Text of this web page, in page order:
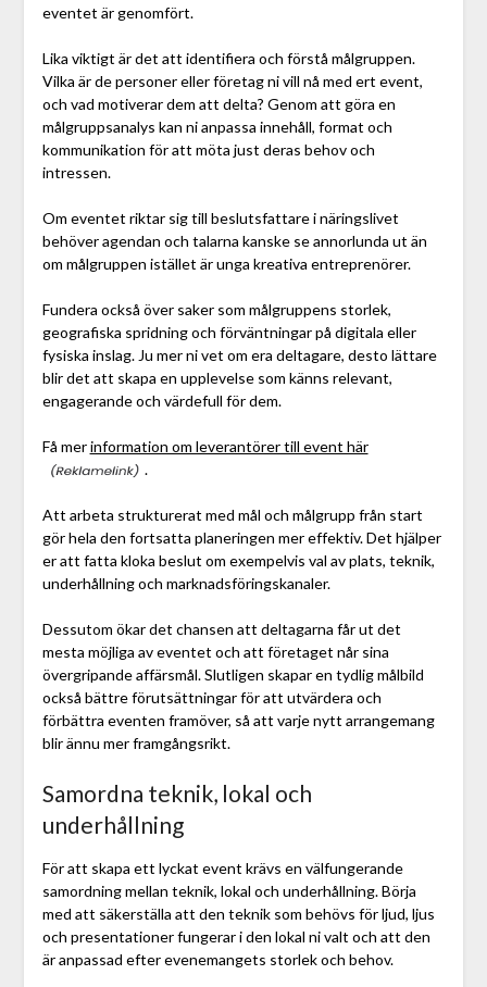
eventet är genomfört.
Lika viktigt är det att identifiera och förstå målgruppen.
Vilka är de personer eller företag ni vill nå med ert event,
och vad motiverar dem att delta? Genom att göra en
målgruppsanalys kan ni anpassa innehåll, format och
kommunikation för att möta just deras behov och
intressen.
Om eventet riktar sig till beslutsfattare i näringslivet
behöver agendan och talarna kanske se annorlunda ut än
om målgruppen istället är unga kreativa entreprenörer.
Fundera också över saker som målgruppens storlek,
geografiska spridning och förväntningar på digitala eller
fysiska inslag. Ju mer ni vet om era deltagare, desto lättare
blir det att skapa en upplevelse som känns relevant,
engagerande och värdefull för dem.
Få merinformation om leverantörer till event här
.
Att arbeta strukturerat med mål och målgrupp från start
gör hela den fortsatta planeringen mer effektiv. Det hjälper
er att fatta kloka beslut om exempelvis val av plats, teknik,
underhållning och marknadsföringskanaler.
Dessutom ökar det chansen att deltagarna får ut det
mesta möjliga av eventet och att företaget når sina
övergripande affärsmål. Slutligen skapar en tydlig målbild
också bättre förutsättningar för att utvärdera och
förbättra eventen framöver, så att varje nytt arrangemang
blir ännu mer framgångsrikt.
Samordna teknik, lokal och
underhållning
För att skapa ett lyckat event krävs en välfungerande
samordning mellan teknik, lokal och underhållning. Börja
med att säkerställa att den teknik som behövs för ljud, ljus
och presentationer fungerar i den lokal ni valt och att den
är anpassad efter evenemangets storlek och behov.